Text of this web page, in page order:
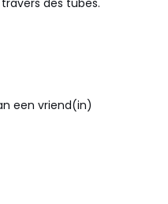
des tubes.
een vriend(in)